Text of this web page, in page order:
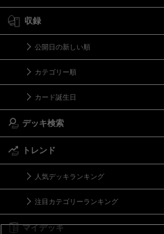
収録
公開日の新しい順
カテゴリー順
カード誕生日
デッキ検索
トレンド
人気デッキランキング
注目カテゴリーランキング
マイデッキ